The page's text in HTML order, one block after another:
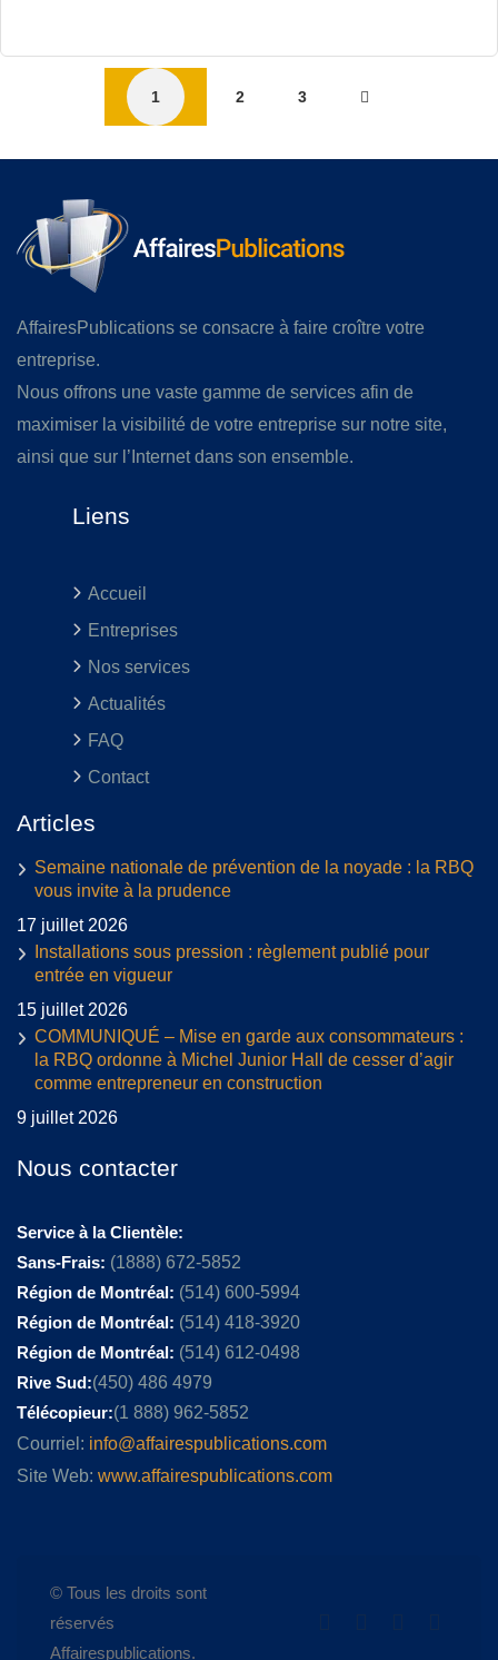
1 2 3
AffairesPublications se consacre à faire croître votre
entreprise.
Nous offrons une vaste gamme de services afin de
maximiser la visibilité de votre entreprise sur notre site,
ainsi que sur l’Internet dans son ensemble.
Liens
Accueil
Entreprises
Nos services
Actualités
FAQ
Contact
Articles
Semaine nationale de prévention de la noyade : la RBQ
vous invite à la prudence
17 juillet 2026
Installations sous pression : règlement publié pour
entrée en vigueur
15 juillet 2026
COMMUNIQUÉ – Mise en garde aux consommateurs :
la RBQ ordonne à Michel Junior Hall de cesser d’agir
comme entrepreneur en construction
9 juillet 2026
Nous contacter
Service à la Clientèle:
Sans-Frais: (1888) 672-5852
Région de Montréal: (514) 600-5994
Région de Montréal: (514) 418-3920
Région de Montréal: (514) 612-0498
Rive Sud:(450) 486 4979
Télécopieur:(1 888) 962-5852
Courriel: info@affairespublications.com
Site Web: www.affairespublications.com
© Tous les droits sont
réservés
Affairespublications.